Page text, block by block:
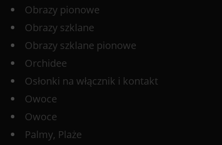
Obrazy pionowe
Obrazy szklane
Obrazy szklane pionowe
Orchidee
Osłonki na włącznik i kontakt
Owoce
Owoce
Palmy, Plaże